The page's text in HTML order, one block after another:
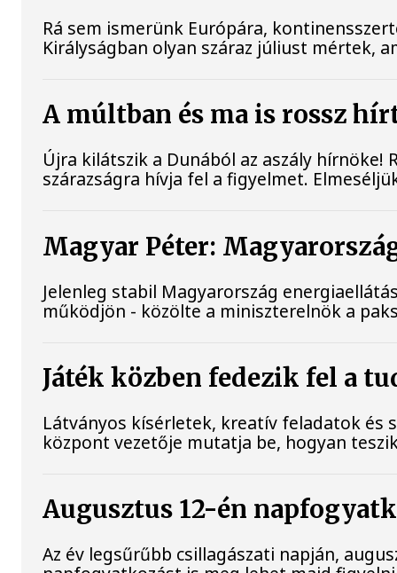
Rá sem ismerünk Európára,
Királyságban olyan száraz júliust mértek,
A múltban és ma is rossz
Újra kilátszik a Dunából az aszály
szárazságra hívja fel a figyelmet.
Magyar Péter:
Jelenleg stabil Magyarország
működjön - közölte a miniszterelnök a
Játék közben fedezik fel a
Látványos kísérletek, kreatív feladatok és
központ vezetője mutatja be, hogyan
Augusztus 12-én
Az év legsűrűbb csillagászati napján,